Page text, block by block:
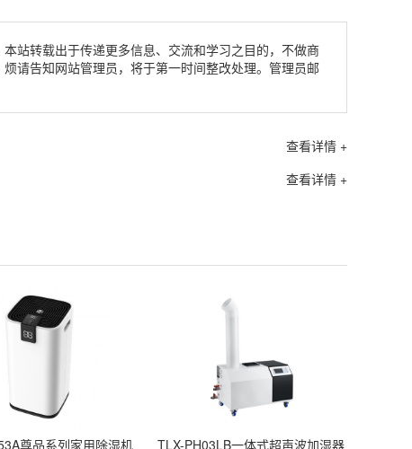
站转载出于传递更多信息、交流和学习之目的，不做商
请告知网站管理员，将于第一时间整改处理。管理员邮
查看详情 +
查看详情 +
尊品系列家用除湿机 TLX-PH03LB一体式超声波加湿器